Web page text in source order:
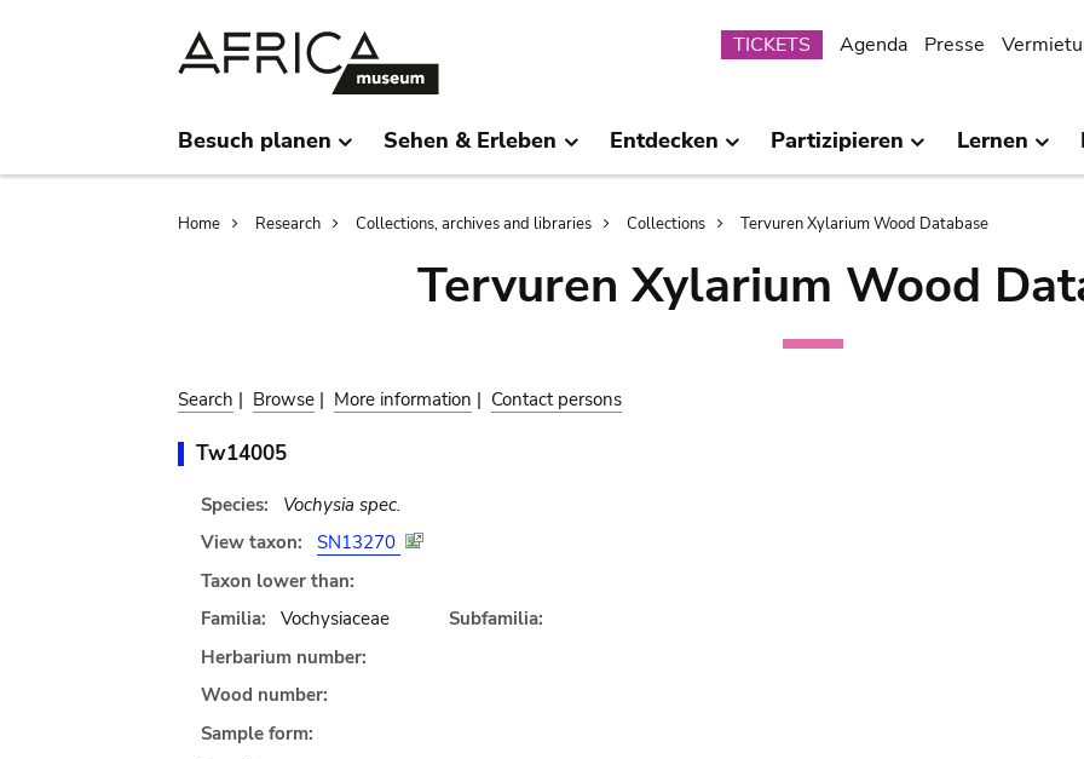
Submenu
TICKETS Agenda Presse
Besuch planen Sehen & Erleben Entdecken Partizipieren Lernen
Breadcrumb
Home Research Collections, archives and libraries Collections Tervuren Xylarium Wood Database
Tervuren Xylarium Wood
Search | Browse | More information | Contact persons
Tw14005
Species:
Vochysia spec.
View taxon:
SN13270
Taxon lower than:
Familia:
Vochysiaceae
Subfamilia:
Herbarium number:
Wood number:
Sample form: